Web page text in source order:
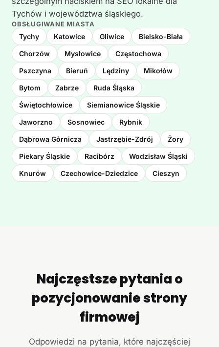
Tychów i województwa śląskiego.
OBSŁUGIWANE MIASTA
Tychy Katowice Gliwice Bielsko-Biała
Chorzów Mysłowice Częstochowa
Pszczyna Bieruń Lędziny Mikołów
Bytom Zabrze Ruda Śląska
Świętochłowice Siemianowice Śląskie
Jaworzno Sosnowiec Rybnik
Dąbrowa Górnicza Jastrzębie-Zdrój Żory
Piekary Śląskie Racibórz Wodzisław Śląski
Knurów Czechowice-Dziedzice Cieszyn
Najczęstsze pytania o
pozycjonowanie strony
firmowej
Odpowiedzi na pytania, które najczęściej